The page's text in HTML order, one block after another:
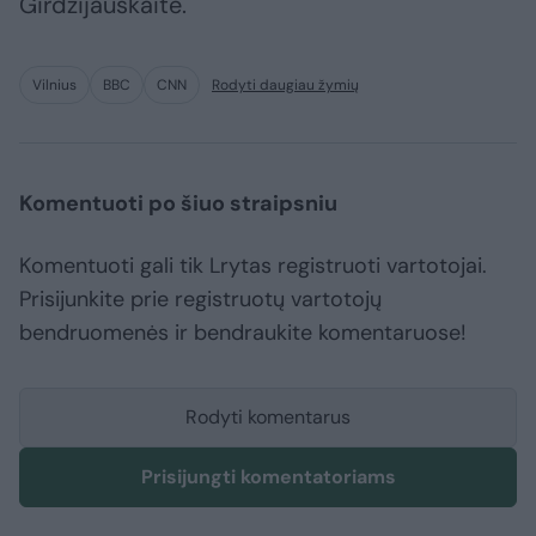
Vilnius BBC CNN Rodyti daugiau žymių
Komentuoti po šiuo straipsniu
Komentuoti gali tik Lrytas registruoti vartotojai.
Prisijunkite prie registruotų vartotojų
bendruomenės ir bendraukite komentaruose!
Rodyti komentarus
Prisijungti komentatoriams